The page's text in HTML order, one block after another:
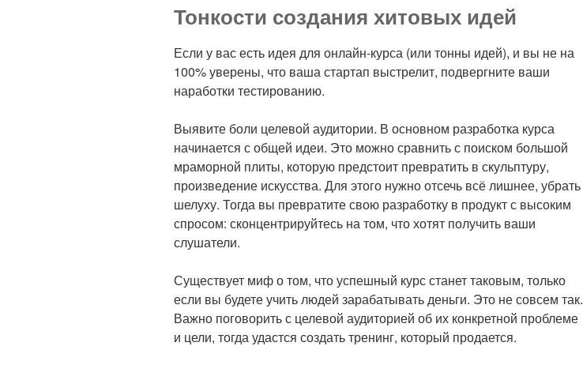
Тонкости создания хитовых идей
Если у вас есть идея для онлайн-курса (или тонны идей), и вы не на
100% уверены, что ваша стартап выстрелит, подвергните ваши
наработки тестированию.
Выявите боли целевой аудитории. В основном разработка курса
начинается с общей идеи. Это можно сравнить с поиском большой
мраморной плиты, которую предстоит превратить в скульптуру,
произведение искусства. Для этого нужно отсечь всё лишнее, убрать
шелуху. Тогда вы превратите свою разработку в продукт с высоким
спросом: сконцентрируйтесь на том, что хотят получить ваши
слушатели.
Существует миф о том, что успешный курс станет таковым, только
если вы будете учить людей зарабатывать деньги. Это не совсем так.
Важно поговорить с целевой аудиторией об их конкретной проблеме
и цели, тогда удастся создать тренинг, который продается.